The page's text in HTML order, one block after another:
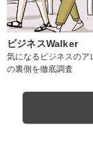
ビジネスWalker
気になるビジネスのア
の裏側を徹底調査